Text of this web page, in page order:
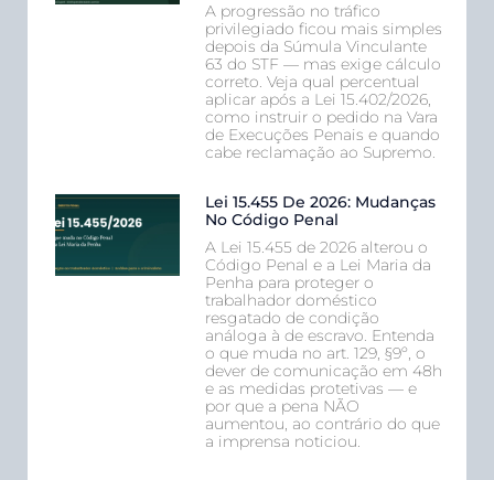
A progressão no tráfico
privilegiado ficou mais simples
depois da Súmula Vinculante
63 do STF — mas exige cálculo
correto. Veja qual percentual
aplicar após a Lei 15.402/2026,
como instruir o pedido na Vara
de Execuções Penais e quando
cabe reclamação ao Supremo.
Lei 15.455 De 2026: Mudanças
No Código Penal
A Lei 15.455 de 2026 alterou o
Código Penal e a Lei Maria da
Penha para proteger o
trabalhador doméstico
resgatado de condição
análoga à de escravo. Entenda
o que muda no art. 129, §9º, o
dever de comunicação em 48h
e as medidas protetivas — e
por que a pena NÃO
aumentou, ao contrário do que
a imprensa noticiou.